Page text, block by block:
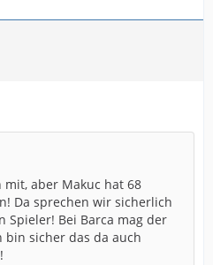
mit, aber Makuc hat 68
Da sprechen wir sicherlich
Spieler! Bei Barca mag der
bin sicher das da auch